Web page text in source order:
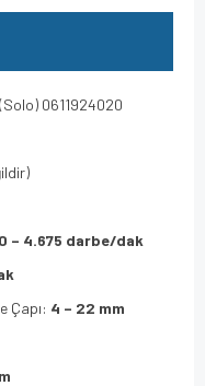
(Solo) 0611924020
0 – 4.675 darbe/dak
Çapı: 4 – 22 mm